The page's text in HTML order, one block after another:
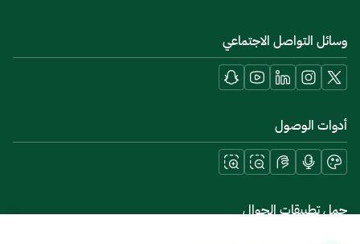
وسائل التواصل الاجتماعي
أدوات الوصول
حمل تطبيقات الجوال